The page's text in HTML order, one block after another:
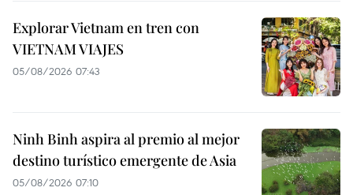
Explorar Vietnam en tren con
VIETNAM VIAJES
05/08/2026 07:43
Ninh Binh aspira al premio al mejor
destino turístico emergente de Asia
05/08/2026 07:10